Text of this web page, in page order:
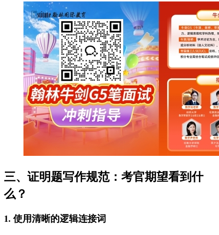
三、证明题写作规范：考官期望看到什
么？
1. 使用清晰的逻辑连接词